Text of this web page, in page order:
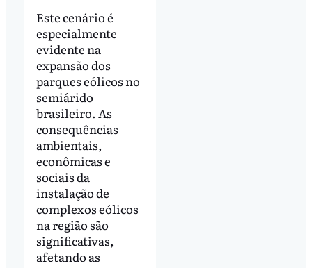
Este cenário é
especialmente
evidente na
expansão dos
parques eólicos no
semiárido
brasileiro. As
consequências
ambientais,
econômicas e
sociais da
instalação de
complexos eólicos
na região são
significativas,
afetando as